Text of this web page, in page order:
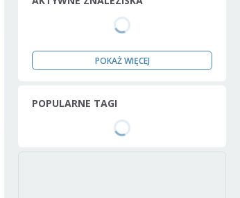
POKAŻ WIĘCEJ
POPULARNE TAGI